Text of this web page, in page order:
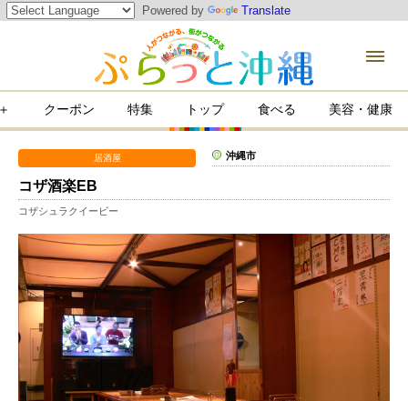
Powered by Translate
クーポン 特集 トップ 食べる 美容・健康
居酒屋 沖縄市
コザ酒楽EB
コザシュラクイービー